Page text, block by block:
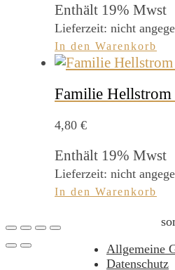
Enthält 19% Mwst
Lieferzeit: nicht
In den Warenkorb
Familie
4,80 €
Enthält 19% Mwst
Lieferzeit: nicht
In den Warenkorb
Allgemeine
Datenschutz